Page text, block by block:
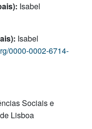
Isabel
Isabel
0000-0002-6714-
Sociais e
Lisboa